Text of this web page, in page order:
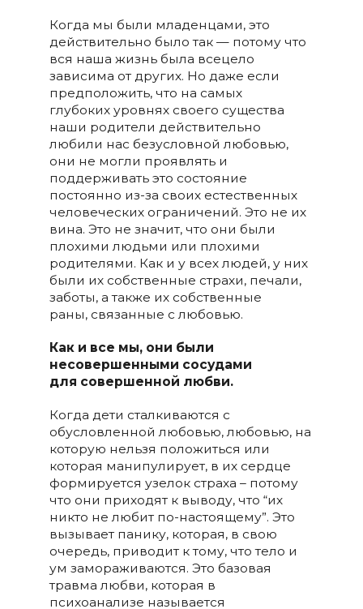
Когда мы были младенцами, это
действительно было так — потому что
вся наша жизнь была всецело
зависима от других. Но даже если
предположить, что на самых
глубоких уровнях своего существа
наши родители действительно
любили нас безусловной любовью,
они не могли проявлять и
поддерживать это состояние
постоянно из-за своих естественных
человеческих ограничений. Это не их
вина. Это не значит, что они были
плохими людьми или плохими
родителями. Как и у всех людей, у них
были их собственные страхи, печали,
заботы, а также их собственные
раны, связанные с любовью.
Как и все мы, они были
несовершенными сосудами
для совершенной любви.
Когда дети сталкиваются с
обусловленной любовью, любовью, на
которую нельзя положиться или
которая манипулирует, в их сердце
формируется узелок страха – потому
что они приходят к выводу, что “их
никто не любит по-настоящему”. Это
вызывает панику, которая, в свою
очередь, приводит к тому, что тело и
ум замораживаются. Это базовая
травма любви, которая в
психоанализе называется